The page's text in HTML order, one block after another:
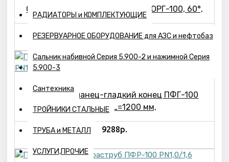
РАДИАТОРЫ и КОМПЛЕКТУЮЩИЕ
РЕЗЕРВУАРНОЕ ОБОРУДОВАНИЕ для АЗС и нефтобаз
Сальник набивной Серия 5.900-2 и нажимной Серия
5.900-3
Сантехника
ТРОЙНИКИ СТАЛЬНЫЕ
ТРУБА и МЕТАЛЛ
УСЛУГИ,ПРОЧИЕ
Отвод раструб-гладкий конец ОРГ-100, 60°,
6840р.
Патрубок фланец-гладкий конец ПФГ-100
PN1,0/1,6; L=1200 мм,
9288р.